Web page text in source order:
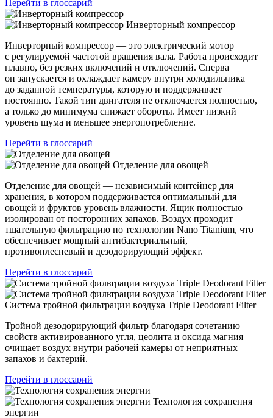
Перейти в глоссарий
Инверторный компрессор
Инверторный компрессор — это электрический мотор
с регулируемой частотой вращения вала. Работа происходит
плавно, без резких включений и отключений. Сперва
он запускается и охлаждает камеру внутри холодильника
до заданной температуры, которую и поддерживает
постоянно. Такой тип двигателя не отключается полностью,
а только до минимума снижает обороты. Имеет низкий
уровень шума и меньшее энергопотребление.
Перейти в глоссарий
Отделение для овощей
Отделение для овощей — независимый контейнер для
хранения, в котором поддерживается оптимальный для
овощей и фруктов уровень влажности. Ящик полностью
изолирован от посторонних запахов. Воздух проходит
тщательную фильтрацию по технологии Nano Titanium, что
обеспечивает мощный антибактериальный,
противоплесневый и дезодорирующий эффект.
Перейти в глоссарий
Система тройной фильтрации воздуха Triple Deodorant Filter
Тройной дезодорирующий фильтр благодаря сочетанию
свойств активированного угля, цеолита и оксида магния
очищает воздух внутри рабочей камеры от неприятных
запахов и бактерий.
Перейти в глоссарий
Технология сохранения
энергии